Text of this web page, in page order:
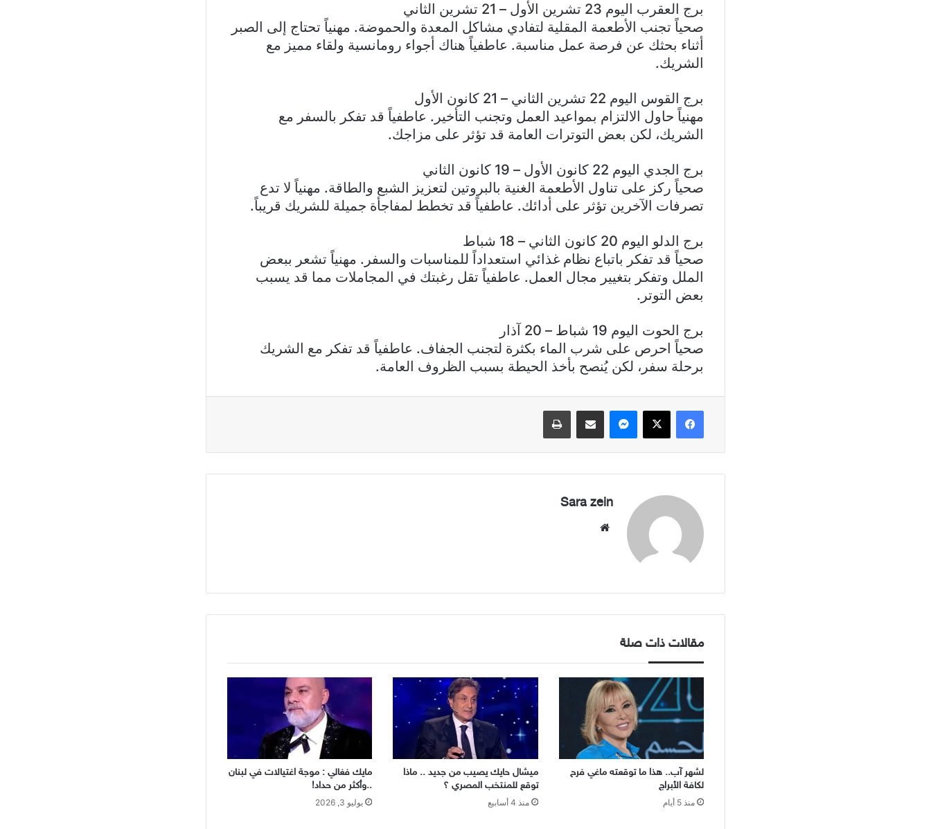
برج العقرب اليوم 23 تشرين الأول – 21 تشرين الثاني
صحياً تجنب الأطعمة المقلية لتفادي مشاكل المعدة والحموضة. مهنياً تحتاج إلى الصبر
أثناء بحثك عن فرصة عمل مناسبة. عاطفياً هناك أجواء رومانسية ولقاء مميز مع
الشريك.
برج القوس اليوم 22 تشرين الثاني – 21 كانون الأول
مهنياً حاول الالتزام بمواعيد العمل وتجنب التأخير. عاطفياً قد تفكر بالسفر مع
الشريك، لكن بعض التوترات العامة قد تؤثر على مزاجك.
برج الجدي اليوم 22 كانون الأول – 19 كانون الثاني
صحياً ركز على تناول الأطعمة الغنية بالبروتين لتعزيز الشبع والطاقة. مهنياً لا تدع
تصرفات الآخرين تؤثر على أدائك. عاطفياً قد تخطط لمفاجأة جميلة للشريك قريباً.
برج الدلو اليوم 20 كانون الثاني – 18 شباط
صحياً قد تفكر باتباع نظام غذائي استعداداً للمناسبات والسفر. مهنياً تشعر ببعض
الملل وتفكر بتغيير مجال العمل. عاطفياً تقل رغبتك في المجاملات مما قد يسبب
بعض التوتر.
برج الحوت اليوم 19 شباط – 20 آذار
صحياً احرص على شرب الماء بكثرة لتجنب الجفاف. عاطفياً قد تفكر مع الشريك
برحلة سفر، لكن يُنصح بأخذ الحيطة بسبب الظروف العامة.
فيسبوك X ماسنجر مشاركة عبر البريد طباعة
Sara zein
مقالات ذات صلة
لشهر آب.. هذا ما توقعته ماغي فرح
لكافة الأبراج
منذ 5 أيام
ميشال حايك يصيب من جديد .. ماذا
توقع للمنتخب المصري ؟
منذ 4 أسابيع
مايك فغالي : موجة اغتيالات في لبنان
..وأكثر من حداد!
يوليو 3, 2026